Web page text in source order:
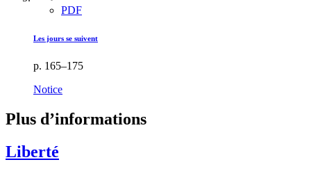
PDF
Les jours se suivent
p. 165–175
Notice
Plus d’informations
Liberté